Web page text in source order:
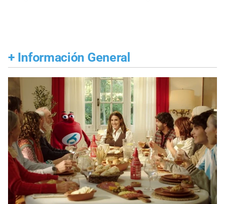
+ Información General